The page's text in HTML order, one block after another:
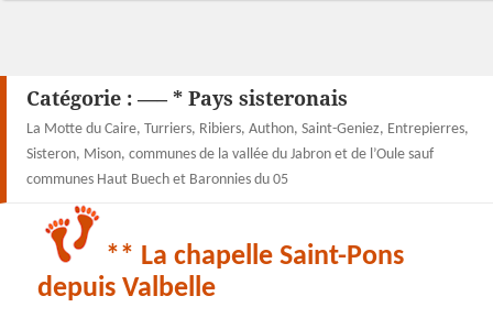
Catégorie : —– * Pays sisteronais
La Motte du Caire, Turriers, Ribiers, Authon, Saint-Geniez, Entrepierres,
Sisteron, Mison, communes de la vallée du Jabron et de l’Oule sauf
communes Haut Buech et Baronnies du 05
** La chapelle Saint-Pons
depuis Valbelle